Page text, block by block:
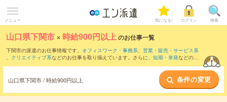
メニュー 気になる! ログイン 検索
山口県下関市 × 時給900円以上のお仕事一覧
下関市の派遣のお仕事情報です。 オフィスワーク・事務系、 営業・販売・サービス系
、 クリエイティブ系などのお仕事を取り揃えています。さらに、 短期 ・ 単発などの期
時給1050円以上 ・1800円以上の求人はこちら
当サイトでは法令を遵守し、最低賃金以上の求人のみを掲載しています。
山口県下関市 / 時給900円以上 条件の変更